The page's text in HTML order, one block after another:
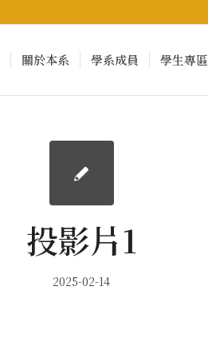
關於本系 學系成員 學生專區
投影片1
2025-02-14